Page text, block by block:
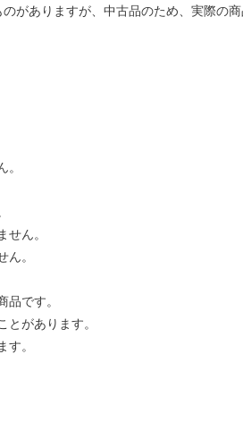
がありますが、中古品のため、実際の
ん。
。
です。
があります。
。